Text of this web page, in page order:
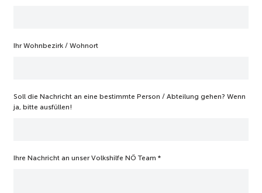
Ihr Wohnbezirk / Wohnort
Soll die Nachricht an eine bestimmte Person / Abteilung gehen? Wenn
ja, bitte ausfüllen!
s
n
i
Ihre Nachricht an unser Volkshilfe NÖ Team *